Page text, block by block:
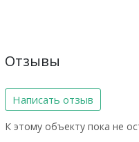
Отзывы
Написать отзыв
К этому объекту пока не